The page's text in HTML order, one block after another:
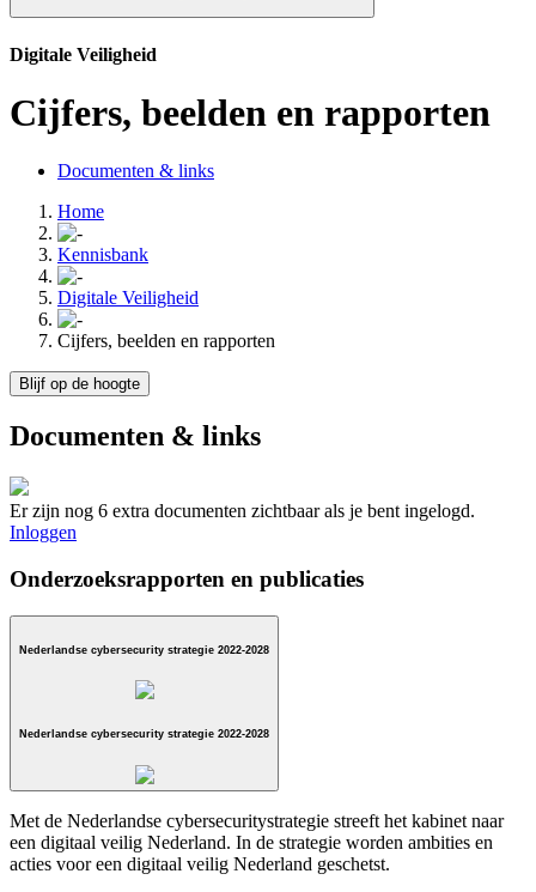
Digitale Veiligheid
Cijfers, beelden en rapporten
Documenten & links
Home
Kennisbank
Digitale Veiligheid
Cijfers, beelden en rapporten
Blijf op de hoogte
Documenten & links
Er zijn nog 6 extra documenten zichtbaar als je bent ingelogd.
Inloggen
Onderzoeksrapporten en publicaties
Nederlandse cybersecurity strategie 2022-2028
Nederlandse cybersecurity strategie 2022-2028
Met de Nederlandse cybersecuritystrategie streeft het kabinet naar
een digitaal veilig Nederland. In de strategie worden ambities en
acties voor een digitaal veilig Nederland geschetst.